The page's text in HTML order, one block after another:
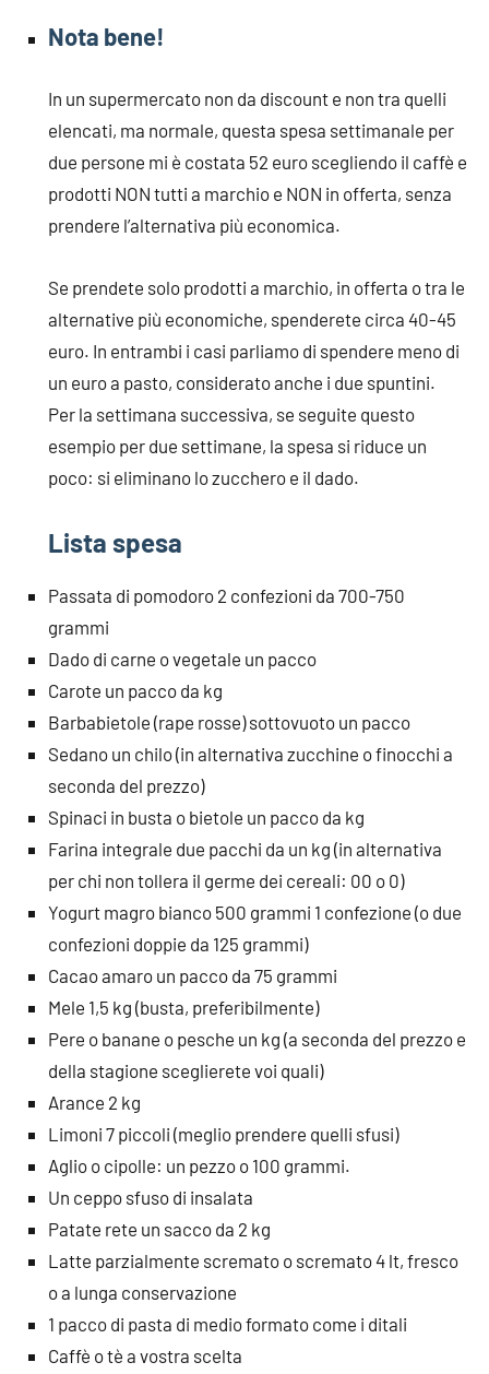
Nota bene!
In un supermercato non da discount e non tra quelli
elencati, ma normale, questa spesa settimanale per
due persone mi è costata 52 euro scegliendo il caffè e
prodotti NON tutti a marchio e NON in offerta, senza
prendere l’alternativa più economica.
Se prendete solo prodotti a marchio, in offerta o tra le
alternative più economiche, spenderete circa 40-45
euro. In entrambi i casi parliamo di spendere meno di
un euro a pasto, considerato anche i due spuntini.
Per la settimana successiva, se seguite questo
esempio per due settimane, la spesa si riduce un
poco: si eliminano lo zucchero e il dado.
Lista spesa
Passata di pomodoro 2 confezioni da 700-750
grammi
Dado di carne o vegetale un pacco
Carote un pacco da kg
Barbabietole (rape rosse) sottovuoto un pacco
Sedano un chilo (in alternativa zucchine o finocchi a
seconda del prezzo)
Spinaci in busta o bietole un pacco da kg
Farina integrale due pacchi da un kg (in alternativa
per chi non tollera il germe dei cereali: 00 o 0)
Yogurt magro bianco 500 grammi 1 confezione (o due
confezioni doppie da 125 grammi)
Cacao amaro un pacco da 75 grammi
Mele 1,5 kg (busta, preferibilmente)
Pere o banane o pesche un kg (a seconda del prezzo e
della stagione sceglierete voi quali)
Arance 2 kg
Limoni 7 piccoli (meglio prendere quelli sfusi)
Aglio o cipolle: un pezzo o 100 grammi.
Un ceppo sfuso di insalata
Patate rete un sacco da 2 kg
Latte parzialmente scremato o scremato 4 lt, fresco
o a lunga conservazione
1 pacco di pasta di medio formato come i ditali
Caffè o tè a vostra scelta